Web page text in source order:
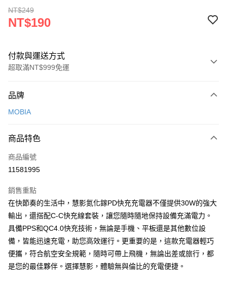
NT$249
NT$190
付款與運送方式
超取滿NT$999免運
信用卡一次付款
Apple Pay
街口支付
AFTEE先享後付
相關說明
【關於「AFTEE先享後付」】
AFTEE先享後付是「在收到商品之後才付款」的支付方式。 讓您購物簡單
便利好安心！
１．簡單：不需註冊會員、不需綁卡、不需儲值。
２．便利：只要手機號碼，簡訊認證，即可結帳。
３．安心：先確認商品／服務後，再付款。
ATM付款
運送方式
付款後全家取貨
品牌
MOBIA
商品特色
商品編號
11581995
銷售重點
在快節奏的生活中，慧影氮化鎵PD快充充電器不僅提供30W的強大
輸出，還搭配C-C快充線套裝，讓您隨時隨地保持設備充滿電力。
具備PPS和QC4.0快充技術，無論是手機、平板還是其他數位設
備，皆能迅速充電，助您高效運行。更重要的是，這款充電器輕巧
便攜，符合航空安全規範，隨時可帶上飛機，無論出差或旅行，都
是您的最佳夥伴。選擇慧影，體驗無與倫比的充電便捷。